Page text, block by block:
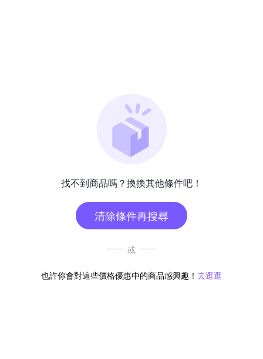
找不到商品嗎？換換其他條件吧！
清除條件再搜尋
或
也許你會對這些價格優惠中的商品感興趣！ 去逛逛